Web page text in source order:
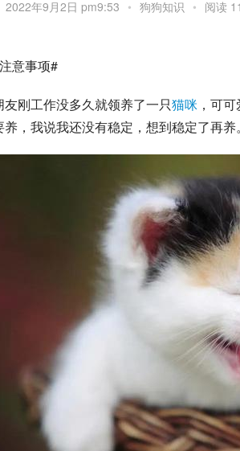
2022年9月2日 pm9:53 • 狗狗知识 • 阅读
意事项#
刚工作没多久就领养了一只猫咪 ，可
养，我说我还没有稳定，想到稳定了再